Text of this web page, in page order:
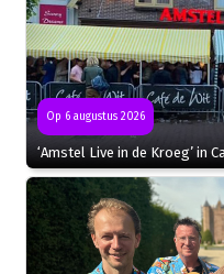
Op 6 augustus 2026
‘Amstel Live in de Kroeg’ in